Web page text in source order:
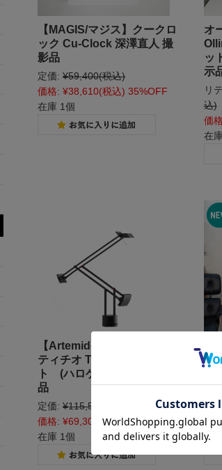
【MAGIS/マジス】クークロ
ック Cu-Clock 深澤直人 撮
影品
定価: ¥59,400(税込)
価格: ¥38,610(税込) 35%OFF
在庫 1個
オ
ッ
示
リ
込)
価
在
【Artemide/アルテミデ】
ティチオ TIZIO デスクライ
ト (ハロゲンランプ) 展示
品
定価: ¥115,500
価格: ¥69,300 (税込) 40%OFF
在庫 1個
ー
定
価
在